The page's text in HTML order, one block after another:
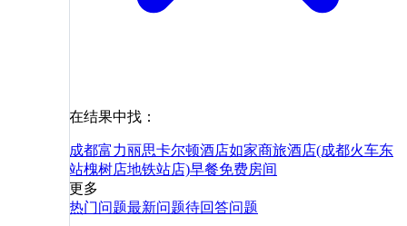
在结果中找：
成都富力丽思卡尔顿酒店如家商旅酒店(成都火车东
站槐树店地铁站店)早餐免费房间
更多
热门问题最新问题待回答问题